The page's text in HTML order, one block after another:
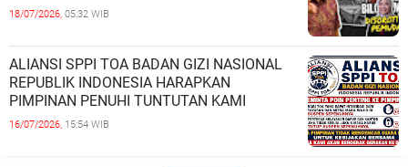
18/07/2026, 05:32 WIB
ALIANSI SPPI TOA BADAN GIZI NASIONAL
REPUBLIK INDONESIA HARAPKAN
PIMPINAN PENUHI TUNTUTAN KAMI
16/07/2026, 15:54 WIB